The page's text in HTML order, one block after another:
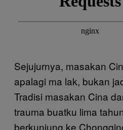
Sejujurnya, masakan
apalagi ma lak, bukan
Tradisi masakan Cina
trauma buatku lima
berkunjung ke